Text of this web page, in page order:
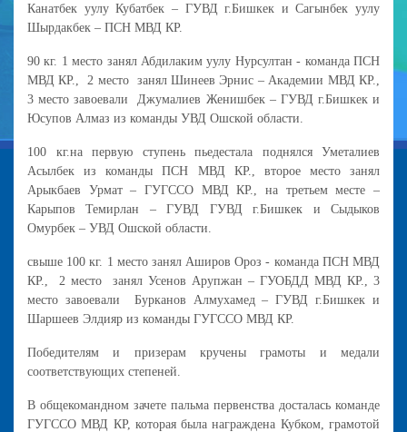
Канатбек уулу Кубатбек – ГУВД г.Бишкек и Сагынбек уулу
Шырдакбек – ПСН МВД КР.
90 кг. 1 место занял Абдилаким уулу Нурсултан - команда ПСН
МВД КР., 2 место занял Шинеев Эрнис – Академии МВД КР.,
3 место завоевали Джумалиев Женишбек – ГУВД г.Бишкек и
Юсупов Алмаз из команды УВД Ошской области.
100 кг.на первую ступень пьедестала поднялся Уметалиев
Асылбек из команды ПСН МВД КР., второе место занял
Арыкбаев Урмат – ГУГССО МВД КР., на третьем месте –
Карыпов Темирлан – ГУВД ГУВД г.Бишкек и Сыдыков
Омурбек – УВД Ошской области.
свыше 100 кг. 1 место занял Аширов Ороз - команда ПСН МВД
КР., 2 место занял Усенов Арупжан – ГУОБДД МВД КР., 3
место завоевали Бурканов Алмухамед – ГУВД г.Бишкек и
Шаршеев Элдияр из команды ГУГССО МВД КР.
Победителям и призерам кручены грамоты и медали
соответствующих степеней.
В общекомандном зачете пальма первенства досталась команде
ГУГССО МВД КР, которая была награждена Кубком, грамотой